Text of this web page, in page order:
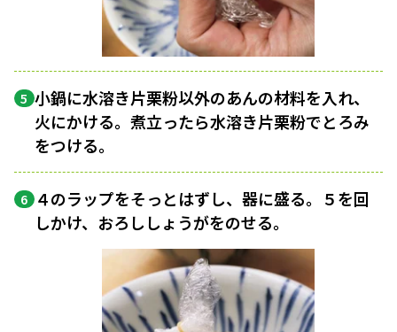
5 小鍋に水溶き片栗粉以外のあんの材料を入れ、
火にかける。煮立ったら水溶き片栗粉でとろみ
をつける。
6 ４のラップをそっとはずし、器に盛る。５を回
しかけ、おろししょうがをのせる。